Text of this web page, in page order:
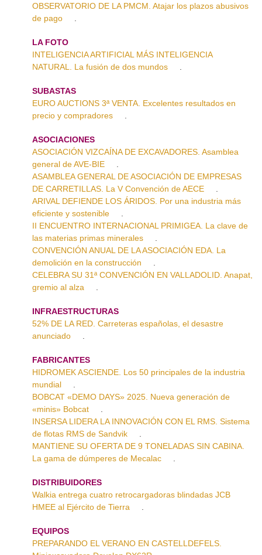
OBSERVATORIO DE LA PMCM. Atajar los plazos abusivos
de pago
LA FOTO
INTELIGENCIA ARTIFICIAL MÁS INTELIGENCIA
NATURAL. La fusión de dos mundos
SUBASTAS
EURO AUCTIONS 3ª VENTA. Excelentes resultados en
precio y compradores
ASOCIACIONES
ASOCIACIÓN VIZCAÍNA DE EXCAVADORES. Asamblea
general de AVE-BIE
ASAMBLEA GENERAL DE ASOCIACIÓN DE EMPRESAS
DE CARRETILLAS. La V Convención de AECE
ARIVAL DEFIENDE LOS ÁRIDOS. Por una industria más
eficiente y sostenible
II ENCUENTRO INTERNACIONAL PRIMIGEA. La clave de
las materias primas minerales
CONVENCIÓN ANUAL DE LA ASOCIACIÓN EDA. La
demolición en la construcción
CELEBRA SU 31ª CONVENCIÓN EN VALLADOLID. Anapat,
gremio al alza
INFRAESTRUCTURAS
52% DE LA RED. Carreteras españolas, el desastre
anunciado
FABRICANTES
HIDROMEK ASCIENDE. Los 50 principales de la industria
mundial
BOBCAT «DEMO DAYS» 2025. Nueva generación de
«minis» Bobcat
INSERSA LIDERA LA INNOVACIÓN CON EL RMS. Sistema
de flotas RMS de Sandvik
MANTIENE SU OFERTA DE 9 TONELADAS SIN CABINA.
La gama de dúmperes de Mecalac
DISTRIBUIDORES
Walkia entrega cuatro retrocargadoras blindadas JCB
HMEE al Ejército de Tierra
EQUIPOS
PREPARANDO EL VERANO EN CASTELLDEFELS.